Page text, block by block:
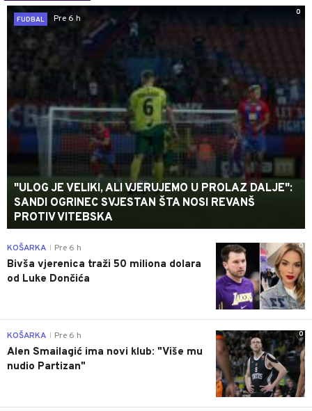
0
FUDBAL
Pre 6 h
"ULOG JE VELIKI, ALI VJERUJEMO U PROLAZ DALJE":
SANDI OGRINEC SVJESTAN ŠTA NOSI REVANŠ
PROTIV VITEBSKA
0
KOŠARKA Pre 6 h
Bivša vjerenica traži 50 miliona dolara
od Luke Dončića
0
KOŠARKA Pre 6 h
Alen Smailagić ima novi klub: "Više mu
nudio Partizan"